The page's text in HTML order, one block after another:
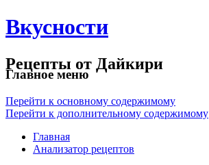
Вкусности
Рецепты от Дайкири
Главное меню
Перейти к основному содержимому
Перейти к дополнительному содержимому
Главная
Анализатор рецептов